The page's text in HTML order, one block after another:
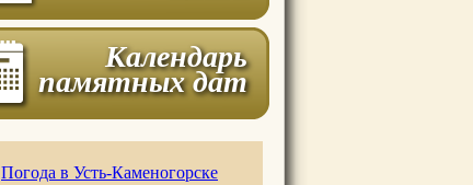
Календарь
памятных дат
Погода в Усть-Каменогорске